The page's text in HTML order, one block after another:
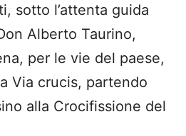
sotto l’attenta guida
Alberto Taurino,
per le vie del paese,
Via crucis, partendo
alla Crocifissione del